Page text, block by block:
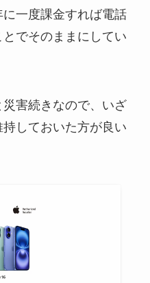
一度課金すれば電話
でそのままにしてい
害続きなので、いざ
しておいた方が良い